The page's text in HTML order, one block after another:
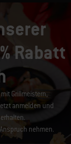
Rabatt
Grillmeistern,
anmelden und
nehmen.